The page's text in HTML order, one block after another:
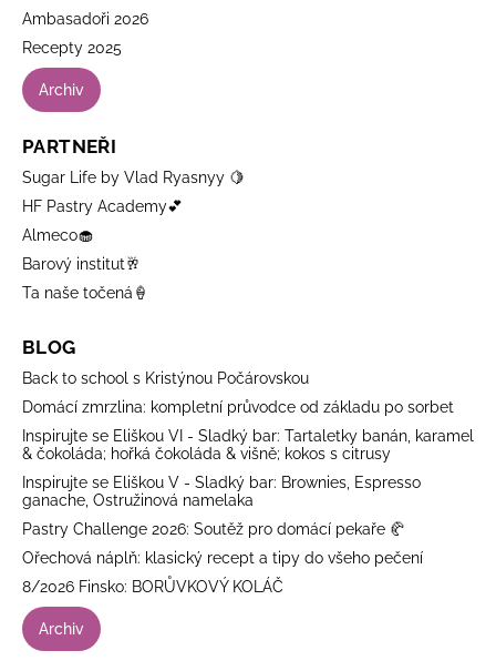
Ambasadoři 2026
Recepty 2025
Archiv
PARTNEŘI
Sugar Life by Vlad Ryasnyy 🍋
HF Pastry Academy💕
Almeco🧁
Barový institut🥂
Ta naše točená🍦
BLOG
Back to school s Kristýnou Počárovskou
Domácí zmrzlina: kompletní průvodce od základu po sorbet
Inspirujte se Eliškou VI - Sladký bar: Tartaletky banán, karamel
& čokoláda; hořká čokoláda & višně; kokos s citrusy
Inspirujte se Eliškou V - Sladký bar: Brownies, Espresso
ganache, Ostružinová namelaka
Pastry Challenge 2026: Soutěž pro domácí pekaře 🥐
Ořechová náplň: klasický recept a tipy do všeho pečení
8/2026 Finsko: BORŮVKOVÝ KOLÁČ
Archiv